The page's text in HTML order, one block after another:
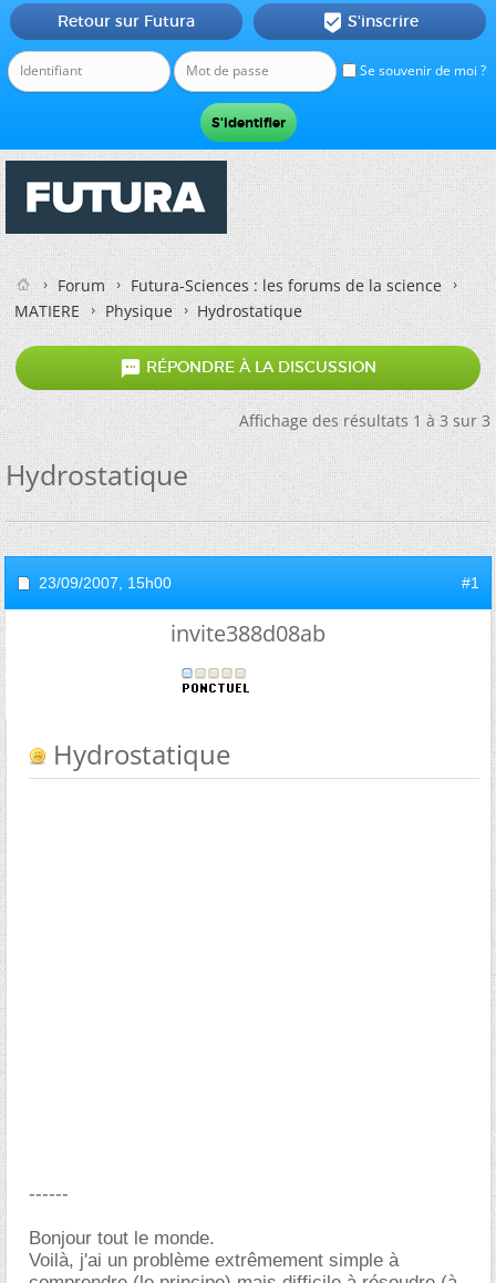
Se souvenir de moi ?
Retour sur Futura  S'inscrire
Forum
Futura-Sciences : les forums de la science
MATIERE
Physique Hydrostatique
 RÉPONDRE À LA DISCUSSION
Affichage des résultats 1 à 3 sur 3
Hydrostatique
23/09/2007, 15h00 #1
invite388d08ab
Hydrostatique
------
Bonjour tout le monde.
Voilà, j'ai un problème extrêmement simple à